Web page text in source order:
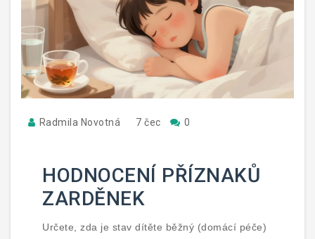
Radmila Novotná 7 čec 0
HODNOCENÍ PŘÍZNAKŮ
ZARDĚNEK
Určete, zda je stav dítěte běžný (domácí péče)